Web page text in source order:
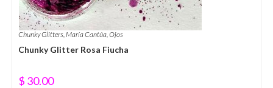
Chunky Glitters,María Cantúa,Ojos
Chunky Glitter Rosa Fiucha
$ 30.00